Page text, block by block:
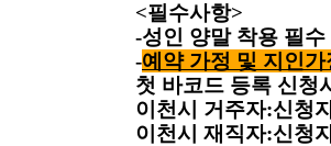
<필수사항>
-성인 양말 착용 필수
-예약 가정 및 지인
첫 바코드 등록 신청
이천시 거주자:신청
이천시 재직자:신청